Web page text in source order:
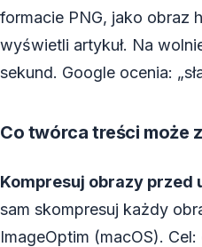
formacie PNG, jako obraz
wyświetli artykuł. Na
sekund. Google ocenia:
Co twórca treści może
Kompresuj obrazy przed
sam skompresuj każdy
ImageOptim (macOS).